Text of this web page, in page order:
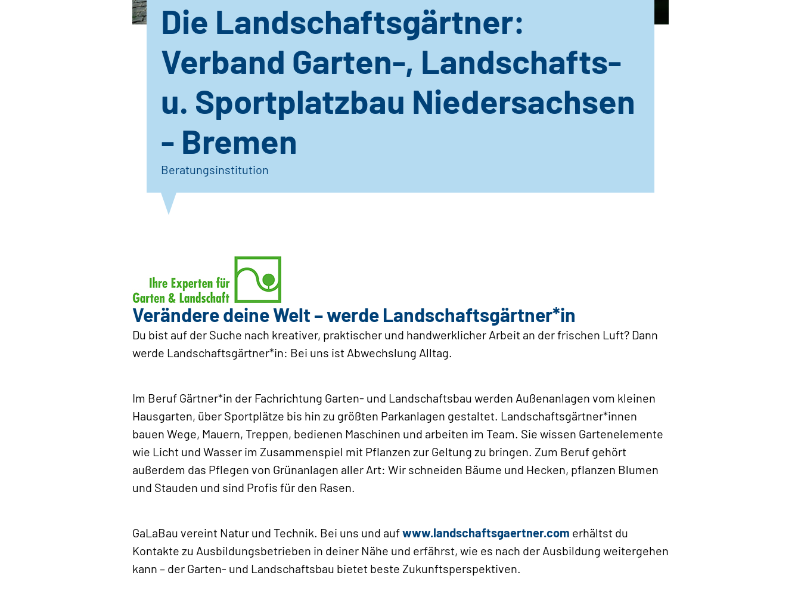
Die Landschaftsgärtner:
Verband Garten-, Landschafts-
u. Sportplatzbau Niedersachsen
- Bremen
Beratungsinstitution
Verändere ­deine Welt – werde ­Landschaftsgärtner*in
Du bist auf der Suche nach kreativer, praktischer und handwerklicher Arbeit an der frischen Luft? Dann
werde Landschaftsgärtner*in: Bei uns ist Abwechslung Alltag.
Im Beruf Gärtner*in der Fachrichtung Garten- und Landschaftsbau werden Außenanlagen vom kleinen
Hausgarten, über Sportplätze bis hin zu größten Parkanlagen gestaltet. Landschaftsgärtner*innen
bauen Wege, Mauern, Treppen, bedienen Maschinen und arbeiten im Team. Sie wissen Gartenelemente
wie Licht und Wasser im Zusammenspiel mit Pflanzen zur Geltung zu bringen. Zum Beruf gehört
außerdem das Pflegen von Grünanlagen aller Art: Wir schneiden Bäume und Hecken, pflanzen Blumen
und Stauden und sind Profis für den Rasen.
GaLaBau vereint Natur und Technik. Bei uns und aufwww.landschaftsgaertner.com erhältst du
Kontakte zu Ausbildungsbetrieben in deiner Nähe und erfährst, wie es nach der Ausbildung weitergehen
kann – der Garten- und Landschaftsbau bietet beste Zukunftsperspektiven.